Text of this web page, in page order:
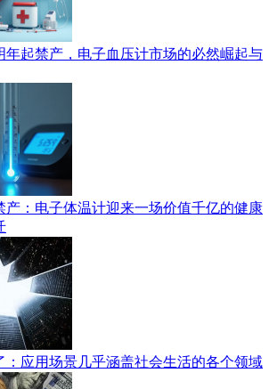
年起禁产，电子血压计市场的必然崛起与
产：电子体温计迎来一场价值千亿的健康
：应用场景几乎涵盖社会生活的各个领域